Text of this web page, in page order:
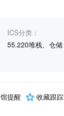
ICS分类：
55.220堆栈、仓储
提醒 收藏跟踪